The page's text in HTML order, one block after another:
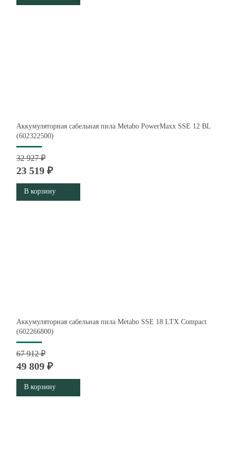
Аккумуляторная сабельная пила Metabo PowerMaxx SSE 12 BL
(602322500)
32 927 ₽
23 519 ₽
В корзину
Аккумуляторная сабельная пила Metabo SSE 18 LTX Compact
(602266800)
67 912 ₽
49 809 ₽
В корзину